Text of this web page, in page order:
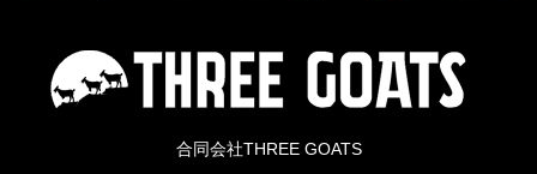
合同会社THREE GOATS